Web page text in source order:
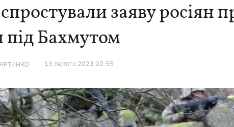
заяву росіян
під Бахмутом
13 лютого 2023 20:55